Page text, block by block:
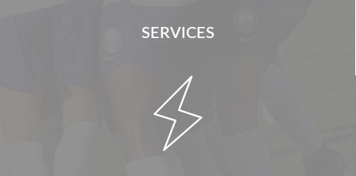
SERVICES
